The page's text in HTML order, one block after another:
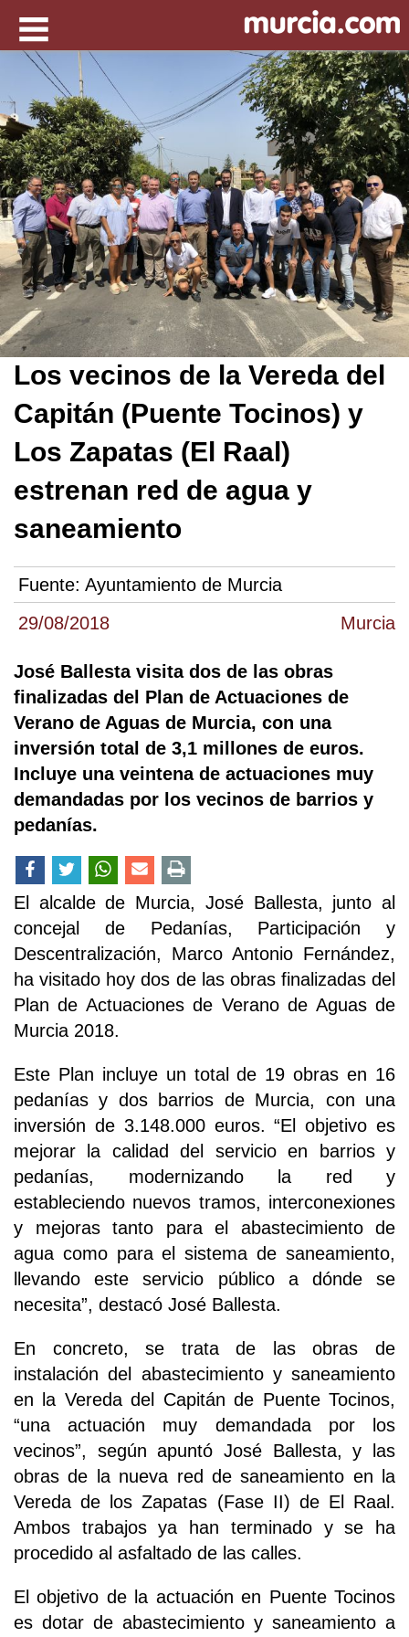
29/08/2018 Murcia
Los vecinos de la Vereda del
Capitán (Puente Tocinos) y
Los Zapatas (El Raal)
estrenan red de agua y
saneamiento
Fuente: Ayuntamiento de Murcia
José Ballesta visita dos de las obras
finalizadas del Plan de Actuaciones de
Verano de Aguas de Murcia, con una
inversión total de 3,1 millones de euros.
Incluye una veintena de actuaciones muy
demandadas por los vecinos de barrios y
pedanías.
El alcalde de Murcia, José Ballesta, junto al
concejal de Pedanías, Participación y
Descentralización, Marco Antonio Fernández,
ha visitado hoy dos de las obras finalizadas del
Plan de Actuaciones de Verano de Aguas de
Murcia 2018.
Este Plan incluye un total de 19 obras en 16
pedanías y dos barrios de Murcia, con una
inversión de 3.148.000 euros. “El objetivo es
mejorar la calidad del servicio en barrios y
pedanías, modernizando la red y
estableciendo nuevos tramos, interconexiones
y mejoras tanto para el abastecimiento de
agua como para el sistema de saneamiento,
llevando este servicio público a dónde se
necesita”, destacó José Ballesta.
En concreto, se trata de las obras de
instalación del abastecimiento y saneamiento
en la Vereda del Capitán de Puente Tocinos,
“una actuación muy demandada por los
vecinos”, según apuntó José Ballesta, y las
obras de la nueva red de saneamiento en la
Vereda de los Zapatas (Fase II) de El Raal.
Ambos trabajos ya han terminado y se ha
procedido al asfaltado de las calles.
El objetivo de la actuación en Puente Tocinos
es dotar de abastecimiento y saneamiento a